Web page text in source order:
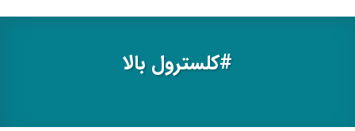
#كلسترول بالا